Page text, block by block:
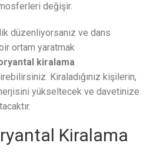
değişir.
düzenliyorsanız ve dans
ortam yaratmak
kiralama
Kiraladığınız kişilerin,
yükseltecek ve davetinize
Kiralama